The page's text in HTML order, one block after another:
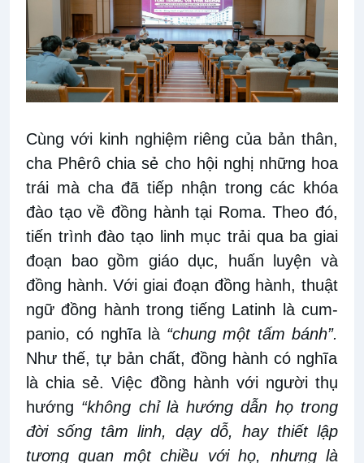
Cùng với kinh nghiệm riêng của bản thân,
cha Phêrô chia sẻ cho hội nghị những hoa
trái mà cha đã tiếp nhận trong các khóa
đào tạo về đồng hành tại Roma. Theo đó,
tiến trình đào tạo linh mục trải qua ba giai
đoạn bao gồm giáo dục, huấn luyện và
đồng hành. Với giai đoạn đồng hành, thuật
ngữ đồng hành trong tiếng Latinh là cum-
panio, có nghĩa là “chung một tấm bánh”.
Như thế, tự bản chất, đồng hành có nghĩa
là chia sẻ. Việc đồng hành với người thụ
hướng “không chỉ là hướng dẫn họ trong
đời sống tâm linh, dạy dỗ, hay thiết lập
tương quan một chiều với họ, nhưng là